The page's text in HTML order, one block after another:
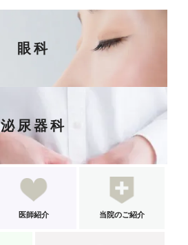
眼科
泌尿器科
医師紹介 当院のご紹介